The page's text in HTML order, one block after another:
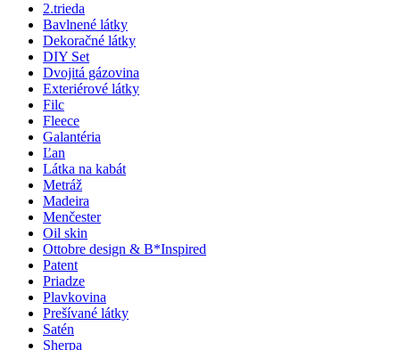
2.trieda
Bavlnené látky
Dekoračné látky
DIY Set
Dvojitá gázovina
Exteriérové látky
Filc
Fleece
Galantéria
Ľan
Látka na kabát
Metráž
Madeira
Menčester
Oil skin
Ottobre design & B*Inspired
Patent
Priadze
Plavkovina
Prešívané látky
Satén
Sherpa